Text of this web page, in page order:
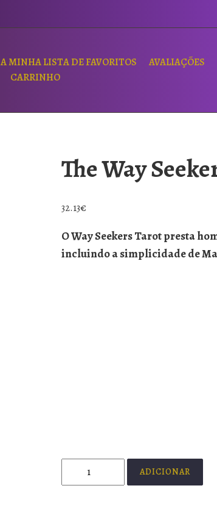
A MINHA LISTA DE FAVORITOS
AVALIAÇÕES
CARRINHO
The Way
32.13€
O Way Seekers Tarot presta
incluindo a simplicidade de
ADICIONAR